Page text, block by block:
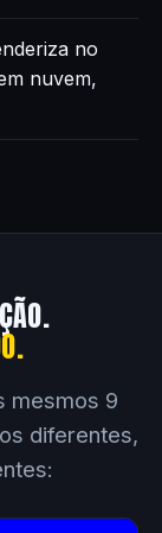
no
nuvem,
mesmos 9
diferentes,